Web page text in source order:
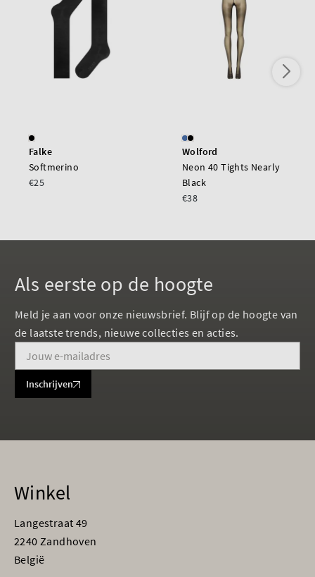
Falke
Softmerino
€25
Wolford
Neon 40 Tights Nearly
Black
€38
Als eerste op de hoogte
Meld je aan voor onze nieuwsbrief. Blijf op de hoogte van
de laatste trends, nieuwe collecties en acties.
Inschrijven
Winkel
Langestraat 49
2240 Zandhoven
België